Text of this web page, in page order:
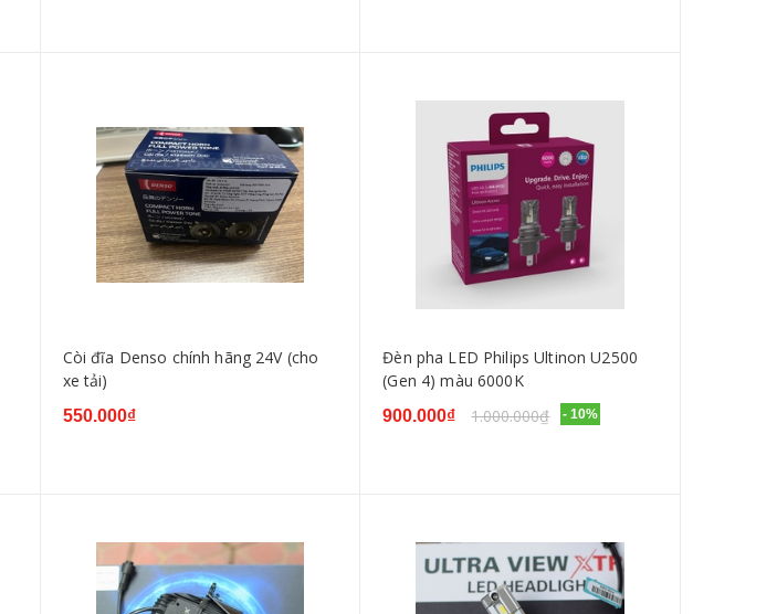
Còi đĩa Denso chính hãng 24V (cho
xe tải)
550.000₫
Đèn pha LED Philips Ultinon U2500
(Gen 4) màu 6000K
900.000₫ 1.000.000₫ - 10%